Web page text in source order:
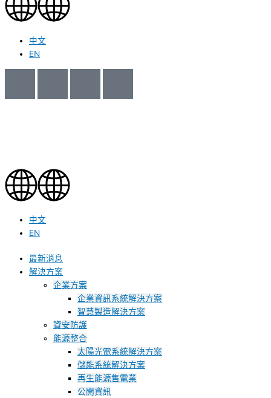
中文
EN
中文
EN
最新消息
解決方案
企業方案
企業資訊系統解決方案
智慧製造解決方案
資安防護
能源整合
太陽光電系統解決方案
儲能系統解決方案
再生能源售電業
公開資訊